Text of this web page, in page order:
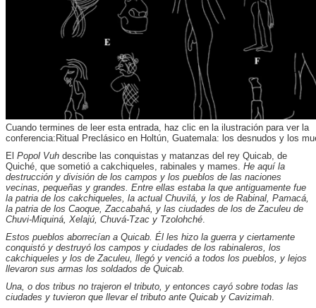
Cuando termines de leer esta entrada, haz clic en la ilustración para ver la
conferencia:Ritual Preclásico en Holtún, Guatemala: los desnudos y los
El Popol Vuh describe las conquistas y matanzas del rey Quicab, de
Quiché, que sometió a cakchiqueles, rabinales y mames. He aquí la
destrucción y división de los campos y los pueblos de las naciones
vecinas, pequeñas y grandes. Entre ellas estaba la que antiguamente fue
la patria de los cakchiqueles, la actual Chuvilá, y los de Rabinal, Pamacá,
la patria de los Caoque, Zaccabahá, y las ciudades de los de Zaculeu de
Chuvi-Miquiná, Xelajú, Chuvá-Tzac y Tzolohché
Estos pueblos aborrecían a Quicab. Él les hizo la guerra y ciertamente
conquistó y destruyó los campos y ciudades de los rabinaleros, los
cakchiqueles y los de Zaculeu, llegó y venció a todos los pueblos, y lejos
llevaron sus armas los soldados de Quicab.
Una, o dos tribus no trajeron el tributo, y entonces cayó sobre todas las
ciudades y tuvieron que llevar el tributo ante Quicab y Cavizimah